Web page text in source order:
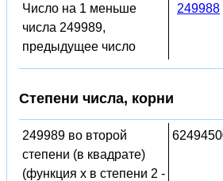
Число на 1 меньше
числа 249989,
предыдущее число
249988
Степени числа, корни
249989 во второй
степени (в квадрате)
(функция x в степени 2 -